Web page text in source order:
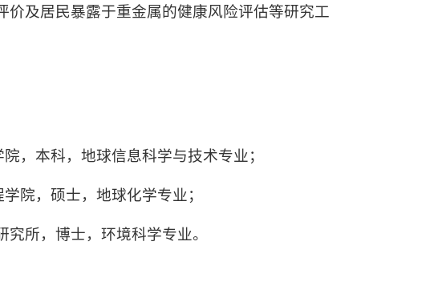
及居民暴露于重金属的健康风险评估等研究工
，本科，地球信息科学与技术专业；
院，硕士，地球化学专业；
所，博士，环境科学专业。